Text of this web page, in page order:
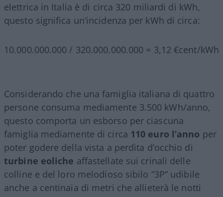
elettrica in Italia è di circa 320 miliardi di kWh,
questo significa un’incidenza per kWh di circa:
10.000.000.000 / 320.000.000.000 = 3,12 €cent/kWh
Considerando che una famiglia italiana di quattro
persone consuma mediamente 3.500 kWh/anno,
questo comporta un esborso per ciascuna
famiglia mediamente di circa 110 euro l’anno per
poter godere della vista a perdita d’occhio di
turbine eoliche affastellate sui crinali delle
colline e del loro melodioso sibilo “3P” udibile
anche a centinaia di metri che allieterà le notti